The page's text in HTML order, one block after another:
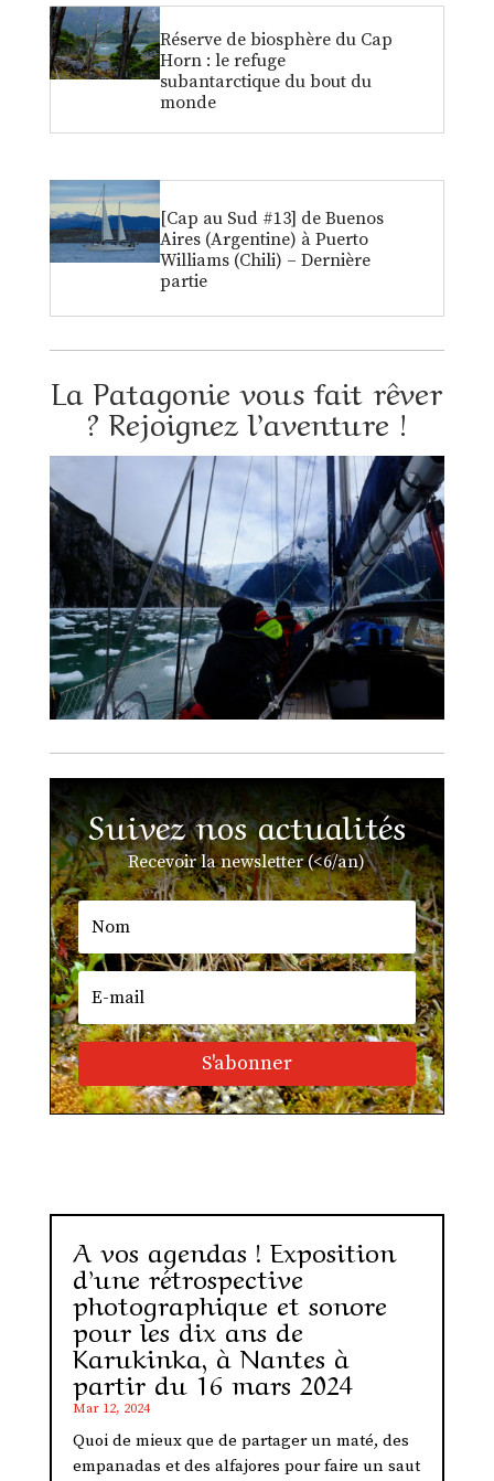
Réserve de biosphère du Cap
Horn : le refuge
subantarctique du bout du
monde
[Cap au Sud #13] de Buenos
Aires (Argentine) à Puerto
Williams (Chili) – Dernière
partie
La Patagonie vous fait rêver
? Rejoignez l’aventure !
Suivez nos actualités
Recevoir la newsletter (<6/an)
S'abonner
A vos agendas ! Exposition
d’une rétrospective
photographique et sonore
pour les dix ans de
Karukinka, à Nantes à
partir du 16 mars 2024
Mar 12, 2024
Quoi de mieux que de partager un maté, des
empanadas et des alfajores pour faire un saut